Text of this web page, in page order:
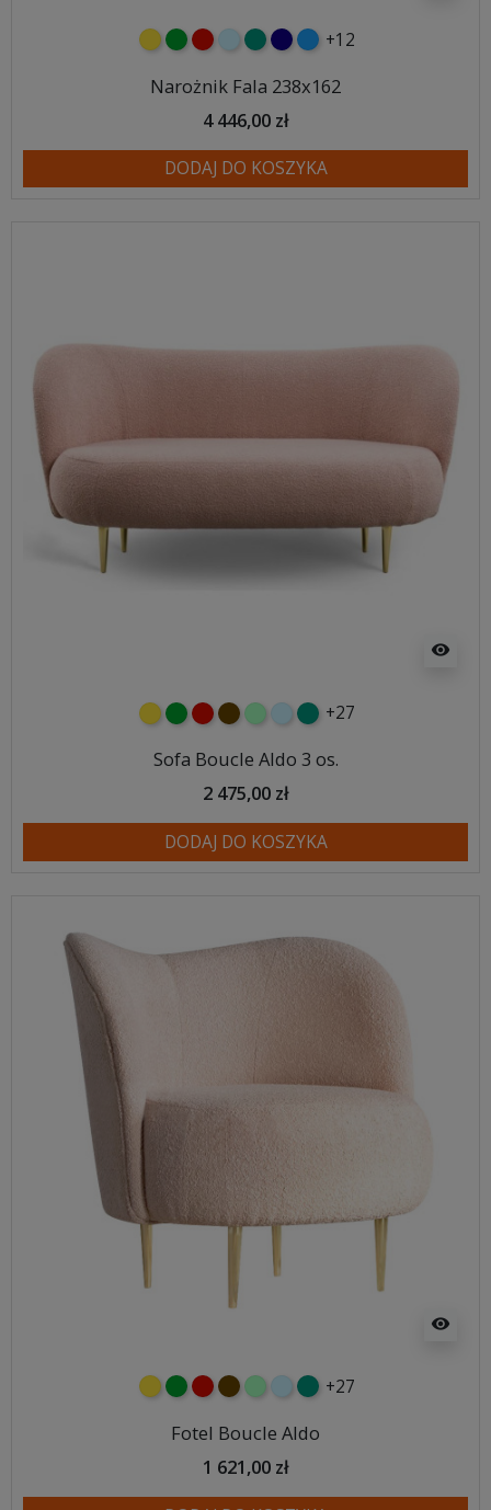
żółtyzielonyczerwony
błękitnyturkusowy
granatowy
niebieski
+12
Narożnik Fala 238x162
4 446,00 zł
DODAJ DO KOSZYKA
visibility
żółtyzielonyczerwony
czekoladowy
miętowybłękitny
turkusowy
+27
Sofa Boucle Aldo 3 os.
2 475,00 zł
DODAJ DO KOSZYKA
visibility
żółtyzielonyczerwony
czekoladowy
miętowybłękitny
turkusowy
+27
Fotel Boucle Aldo
1 621,00 zł